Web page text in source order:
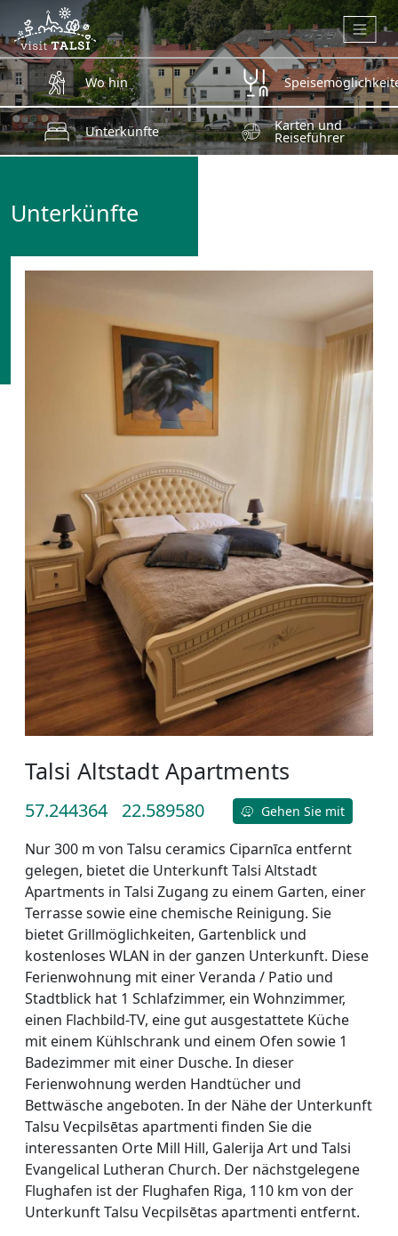
Zum Hauptinhalt springen
Wo hin
Unterkünfte Karten und
Reiseführer
Unterkünfte
Talsi Altstadt Apartments
57.244364 22.589580 Gehen Sie mit
Nur 300 m von Talsu ceramics Ciparnīca entfernt
gelegen, bietet die Unterkunft Talsi Altstadt
Apartments in Talsi Zugang zu einem Garten, einer
Terrasse sowie eine chemische Reinigung. Sie
bietet Grillmöglichkeiten, Gartenblick und
kostenloses WLAN in der ganzen Unterkunft. Diese
Ferienwohnung mit einer Veranda / Patio und
Stadtblick hat 1 Schlafzimmer, ein Wohnzimmer,
einen Flachbild-TV, eine gut ausgestattete Küche
mit einem Kühlschrank und einem Ofen sowie 1
Badezimmer mit einer Dusche. In dieser
Ferienwohnung werden Handtücher und
Bettwäsche angeboten. In der Nähe der Unterkunft
Talsu Vecpilsētas apartmenti finden Sie die
interessanten Orte Mill Hill, Galerija Art und Talsi
Evangelical Lutheran Church. Der nächstgelegene
Flughafen ist der Flughafen Riga, 110 km von der
Unterkunft Talsu Vecpilsētas apartmenti entfernt.